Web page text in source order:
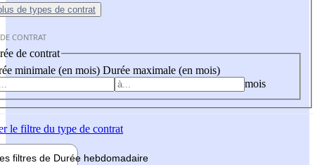
de types de contrat
CONTRAT
de contrat
minimale (en mois) Durée maximale (en mois)
mois
le filtre du type de contrat
filtres de Durée hebdomadaire